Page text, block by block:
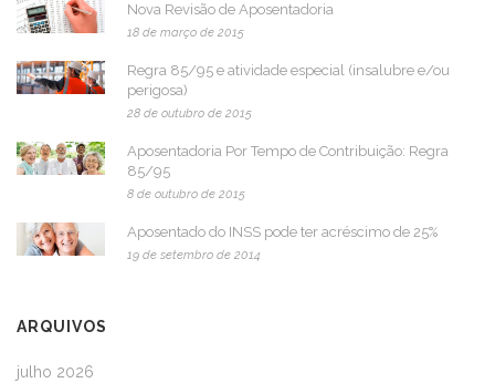
Nova Revisão de Aposentadoria
18 de março de 2015
Regra 85/95 e atividade especial (insalubre e/ou
perigosa)
28 de outubro de 2015
Aposentadoria Por Tempo de Contribuição: Regra
85/95
8 de outubro de 2015
Aposentado do INSS pode ter acréscimo de 25%
19 de setembro de 2014
ARQUIVOS
julho 2026